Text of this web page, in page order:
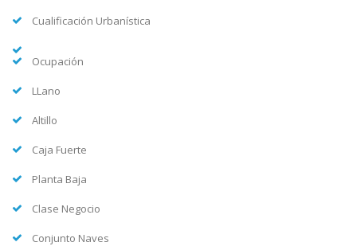
Cualificación Urbanística
Ocupación
LLano
Altillo
Caja Fuerte
Planta Baja
Clase Negocio
Conjunto Naves